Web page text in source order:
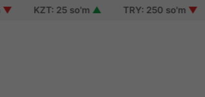
KZT: 25 so'm▲ TRY: 250 so'm▼